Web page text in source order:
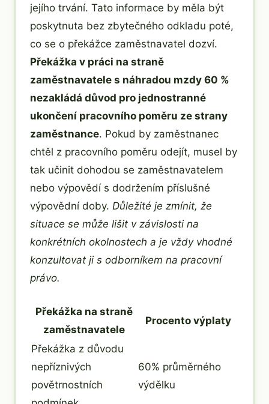
jejího trvání. Tato informace by měla být
poskytnuta bez zbytečného odkladu poté,
co se o překážce zaměstnavatel dozví.
Překážka v práci na straně
zaměstnavatele s náhradou mzdy 60 %
nezakládá důvod pro jednostranné
ukončení pracovního poměru ze strany
zaměstnance. Pokud by zaměstnanec
chtěl z pracovního poměru odejít, musel by
tak učinit dohodou se zaměstnavatelem
nebo výpovědí s dodržením příslušné
výpovědní doby. Důležité je zmínit, že
situace se může lišit v závislosti na
konkrétních okolnostech a je vždy vhodné
konzultovat ji s odborníkem na pracovní
právo.
Překážka na straně
zaměstnavatele
Procento výplaty
Překážka z důvodu
nepříznivých
povětrnostních
60% průměrného
výdělku